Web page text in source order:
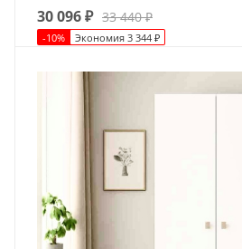
30 096₽ 33 440₽
-10% Экономия 3 344 ₽